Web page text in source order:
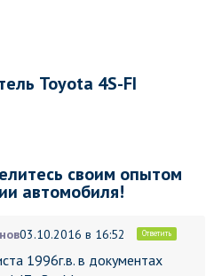
Toyota 4S-FI
своим опытом
автомобиля!
03.10.2016 в 16:52 Ответить
1996г.в. в документах